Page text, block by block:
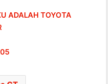
ADALAH TOYOTA